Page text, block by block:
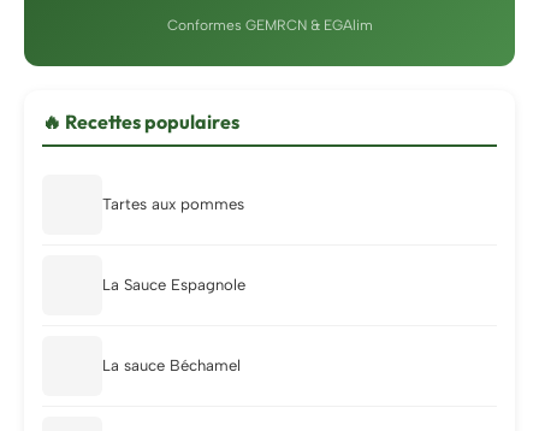
Conformes GEMRCN & EGAlim
🔥 Recettes populaires
Tartes aux pommes
La Sauce Espagnole
La sauce Béchamel